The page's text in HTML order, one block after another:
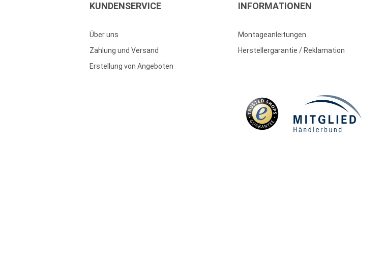
KUNDENSERVICE
Über uns
Zahlung und Versand
Erstellung von Angeboten
INFORMATIONEN
Montageanleitungen
Herstellergarantie / Reklamation